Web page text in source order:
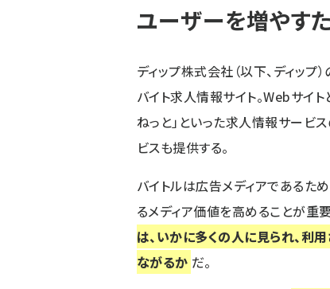
ユーザーを増やす
ディップ株式会社 （以下、ディッ
バイト求人情報サイト。Webサイ
ねっと」といった求人情報サービ
ビスも提供する。
バイトルは広告メディアであるた
るメディア価値を高めることが重
は、いかに多くの人に見られ、利
ながるか だ。